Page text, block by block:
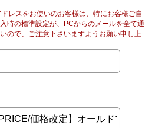
ドレスをお使いのお客様は、特にお客様ご自
時の標準設定が、PCからのメールを全て通
ので、ご注意下さいますようお願い申し上